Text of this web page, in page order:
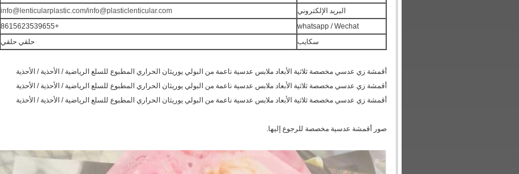
البريد الإلكتروني
info@lenticularplastic.com/info@plasticlenticular.com
whatsapp / Wechat
+8615623539655
سكايب
حلقي حلقي
أقمشة زي عدسي مخصصة ثلاثية الأبعاد ملابس عدسية ناعمة من البولي يوريثان الحراري المطبوع للسلع الرياضية / الأحذية / الأحذية
أقمشة زي عدسي مخصصة ثلاثية الأبعاد ملابس عدسية ناعمة من البولي يوريثان الحراري المطبوع للسلع الرياضية / الأحذية / الأحذية
أقمشة زي عدسي مخصصة ثلاثية الأبعاد ملابس عدسية ناعمة من البولي يوريثان الحراري المطبوع للسلع الرياضية / الأحذية / الأحذية
صور أقمشة عدسية مخصصة للرجوع إليها.